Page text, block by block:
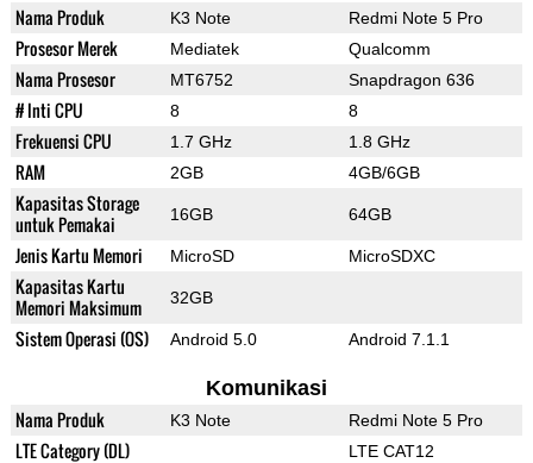
Nama Produk K3 Note Redmi Note 5 Pro
Prosesor Merek Mediatek Qualcomm
Nama Prosesor MT6752 Snapdragon 636
# Inti CPU 8 8
Frekuensi CPU 1.7 GHz 1.8 GHz
RAM 2GB 4GB/6GB
Kapasitas Storage
untuk Pemakai
16GB 64GB
Jenis Kartu Memori MicroSD MicroSDXC
Kapasitas Kartu
Memori Maksimum
32GB
Sistem Operasi (OS) Android 5.0 Android 7.1.1
Komunikasi
Nama Produk K3 Note Redmi Note 5 Pro
LTE Category (DL) LTE CAT12